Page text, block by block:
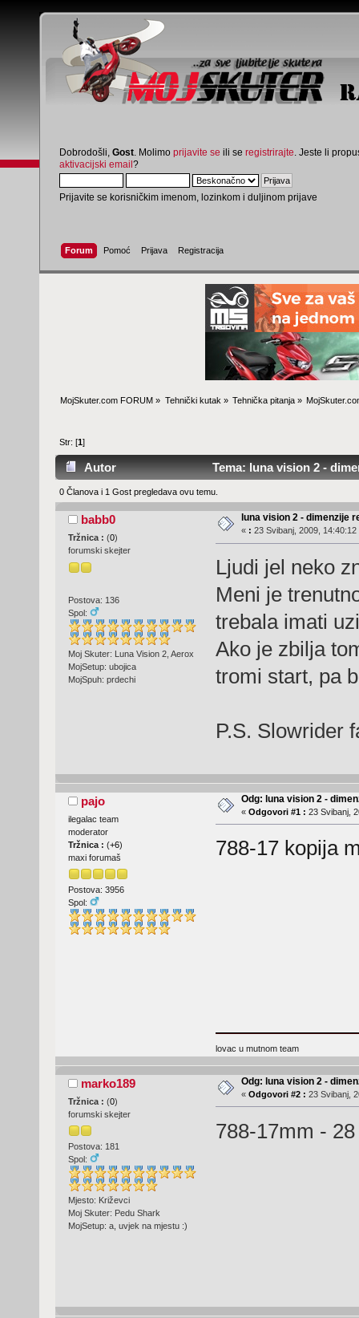
Dobrodošli, Gost . Molimo prijavite se ili se registrirajte . Jeste li
aktivacijski email?
Prijavite se korisničkim imenom, lozinkom i duljinom prijave
Forum Pomoć Prijava Registracija
MojSkuter.com FORUM » Tehnički kutak » Tehnička pitanja»
Str: [1]
Autor Tema: luna vision 2 -
0 Članova i 1 Gost pregledava ovu temu.
babb0
Tržnica : (0)
forumski skejter
Postova: 136
Spol:
Moj Skuter: Luna Vision 2, Aerox
MojSetup: ubojica
MojSpuh: prdechi
luna vision 2 - dimenzije
« : 23 Svibanj, 2009, 14:40:12
Ljudi jel neko
Meni je
trebala imati
Ako je zbilja
tromi start, pa
P.S. Slowrider
pajo
ilegalac team
moderator
Tržnica : (+6)
maxi forumaš
Postova: 3956
Spol:
Odg: luna vision 2 -
« Odgovori #1 : 23 Svibanj,
788-17 kopija
lovac u mutnom team
marko189
Tržnica : (0)
forumski skejter
Postova: 181
Spol:
Mjesto: Križevci
Moj Skuter: Pedu Shark
MojSetup: a, uvjek na mjestu :)
Odg: luna vision 2 -
« Odgovori #2 : 23 Svibanj,
788-17mm - 28